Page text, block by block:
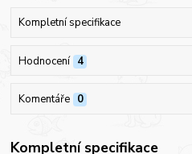
Kompletní specifikace
Hodnocení 4
Komentáře 0
Kompletní specifikace